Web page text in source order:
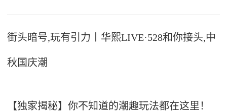
街头暗号,玩有引力丨华熙LIVE·528和你接头,中
秋国庆潮
【独家揭秘】你不知道的潮趣玩法都在这里！